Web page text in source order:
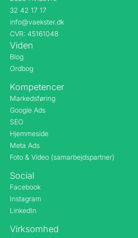
32 42 17 17
info@vaekster.dk
CVR: 45161048
Viden
Blog
Ordbog
Kompetencer
Markedsføring
Google Ads
SEO
Hjemmeside
Meta Ads
Foto & Video (samarbejdspartner)
Social
Facebook
Instagram
LinkedIn
Virksomhed